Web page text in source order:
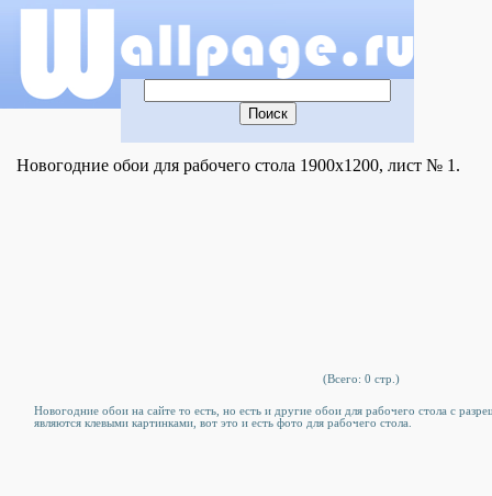
Новогодние обои для рабочего стола 1900x1200, лист № 1.
(Всего: 0 стр.)
Новогодние обои на сайте то есть, но есть и другие обои для рабочего стола c
являются клевыми картинками, вот это и есть фото для рабочего стола.